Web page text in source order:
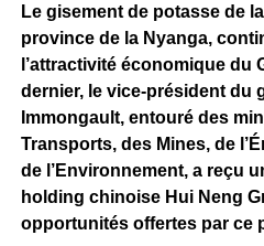
Si les attentes demeurent
lancement effectif de
présenté par Fortescue
mine, Belinga se construit
investissements consentis, les
et les travaux techniques
d’étapes qui permettront de
l’ampleur des prochaines
Le gisement de potasse de
province de la Nyanga,
l’attractivité économique du
dernier, le vice-président du
Immongault, entouré des
Transports, des Mines, de
de l’Environnement, a reçu
holding chinoise Hui Neng
opportunités offertes par ce